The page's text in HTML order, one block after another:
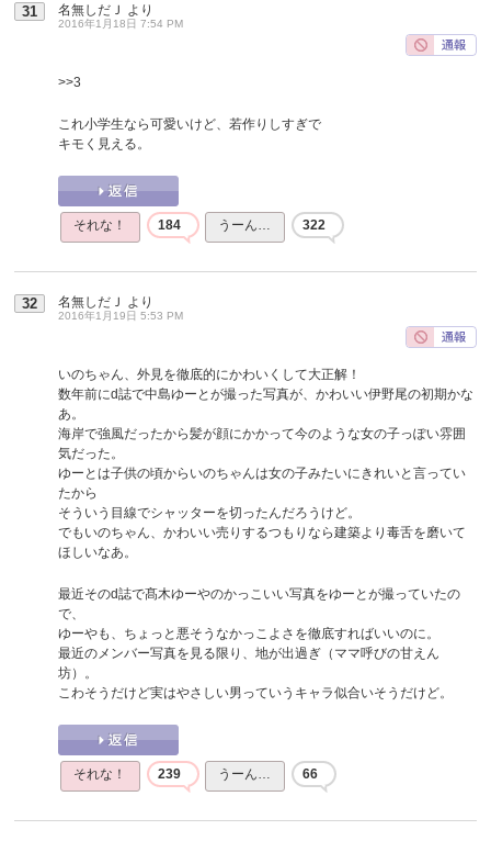
31 名無しだＪ より
2016年1月18日 7:54 PM
>>3
これ小学生なら可愛いけど、若作りしすぎで
キモく見える。
それな！ 184 うーん… 322
32 名無しだＪ より
2016年1月19日 5:53 PM
いのちゃん、外見を徹底的にかわいくして大正解！
数年前にd誌で中島ゆーとが撮った写真が、かわいい伊野尾の初期かな
あ。
海岸で強風だったから髪が顔にかかって今のような女の子っぽい雰囲
気だった。
ゆーとは子供の頃からいのちゃんは女の子みたいにきれいと言ってい
たから
そういう目線でシャッターを切ったんだろうけど。
でもいのちゃん、かわいい売りするつもりなら建築より毒舌を磨いて
ほしいなあ。
最近そのd誌で髙木ゆーやのかっこいい写真をゆーとが撮っていたの
で、
ゆーやも、ちょっと悪そうなかっこよさを徹底すればいいのに。
最近のメンバー写真を見る限り、地が出過ぎ（ママ呼びの甘えん
坊）。
こわそうだけど実はやさしい男っていうキャラ似合いそうだけど。
それな！ 239 うーん… 66